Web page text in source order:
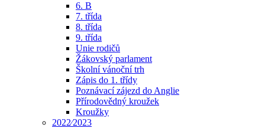
6. B
7. třída
8. třída
9. třída
Unie rodičů
Žákovský parlament
Školní vánoční trh
Zápis do 1. třídy
Poznávací zájezd do Anglie
Přírodovědný kroužek
Kroužky
2022⁄2023